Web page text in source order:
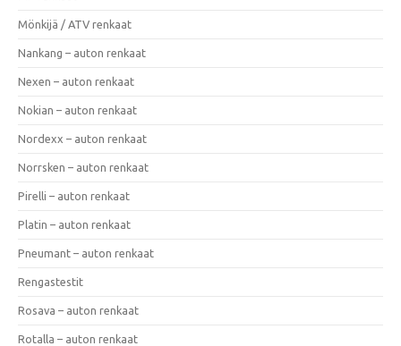
Mönkijä / ATV renkaat
Nankang – auton renkaat
Nexen – auton renkaat
Nokian – auton renkaat
Nordexx – auton renkaat
Norrsken – auton renkaat
Pirelli – auton renkaat
Platin – auton renkaat
Pneumant – auton renkaat
Rengastestit
Rosava – auton renkaat
Rotalla – auton renkaat